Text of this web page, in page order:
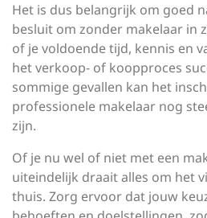
Het is dus belangrijk om goed
besluit om zonder makelaar in
of je voldoende tijd, kennis en
het verkoop- of koopproces
sommige gevallen kan het
professionele makelaar nog
zijn.
Of je nu wel of niet met een
uiteindelijk draait alles om het
thuis. Zorg ervoor dat jouw